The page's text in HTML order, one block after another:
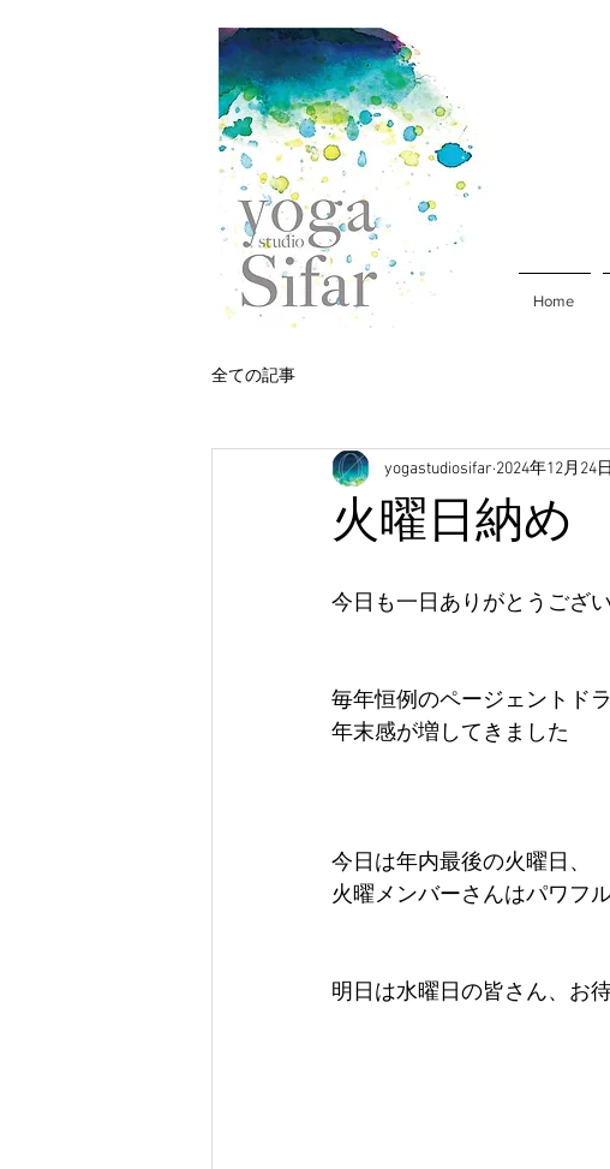
Home
全ての記事
火曜日納め
yogastudiosifar 2024年12月24日
今日も一日ありがとうござ
毎年恒例のページェントドラ
年末感が増してきました
今日は年内最後の火曜日、
火曜メンバーさんはパワフ
明日は水曜日の皆さん、お